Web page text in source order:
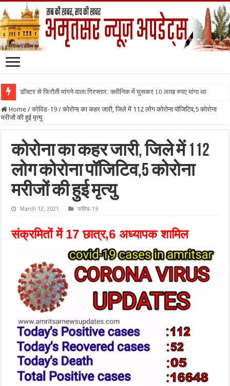
डॉक्टर से फिरौती मांगने वाला गिरफ्तार: क्लीनिक में घुसकर 10 लाख रुपए मांगा था
Home / कोविड-19 / कोरोना का कहर जारी, जिले में 112 लोग कोरोना पॉजिटिव,5 कोरोना
मरीजों की हुई मृत्यु
कोरोना का कहर जारी, जिले में 112
लोग कोरोना पॉजिटिव,5 कोरोना
मरीजों की हुई मृत्यु
March 12, 2021 कोविड-19
संक्रमितों में 17 छात्र,6 अध्यापक शामिल